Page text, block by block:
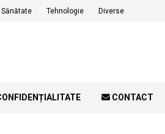
Sănătate Tehnologie Diverse
CONTACT